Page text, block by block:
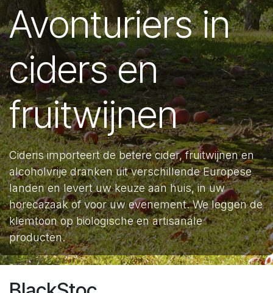
Avonturiers in
ciders en
fruitwijnen
Cideris importeert de betere cider, fruitwijnen en
alcoholvrije dranken uit verschillende Europese
landen en levert uw keuze aan huis, in uw
horecazaak of voor uw evenement. We leggen de
klemtoon op biologische en artisanale
producten.